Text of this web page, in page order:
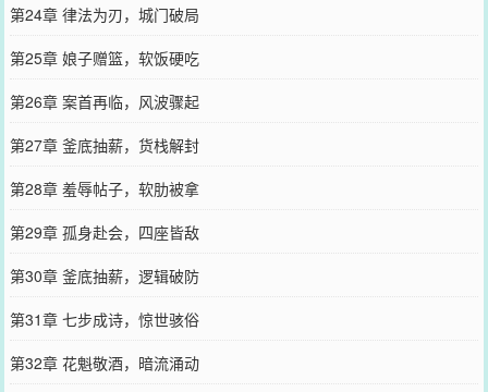
第24章 律法为刃，城门破局
第25章 娘子赠篮，软饭硬吃
第26章 案首再临，风波骤起
第27章 釜底抽薪，货栈解封
第28章 羞辱帖子，软肋被拿
第29章 孤身赴会，四座皆敌
第30章 釜底抽薪，逻辑破防
第31章 七步成诗，惊世骇俗
第32章 花魁敬酒，暗流涌动